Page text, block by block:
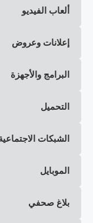
ألعاب الفيديو
إعلانات وعروض
البرامج والأجهزة
التحميل
الشبكات
الموبايل
بلاغ صحفي